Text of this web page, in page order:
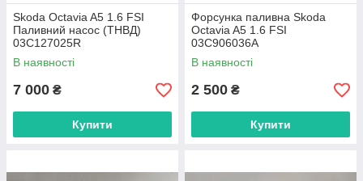
Skoda Octavia A5 1.6 FSI
Паливний насос (ТНВД)
03C127025R
В наявності
7 000 ₴
Купити
Форсунка паливна Skoda
Octavia A5 1.6 FSI
03C906036A
В наявності
2 500 ₴
Купити